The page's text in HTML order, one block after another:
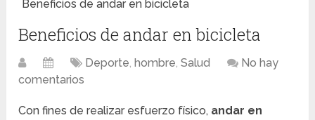
Beneficios de andar en bicicleta
Beneficios de andar en bicicleta
Deporte, hombre,Salud
No hay
comentarios
Con fines de realizar esfuerzo físico, andar en